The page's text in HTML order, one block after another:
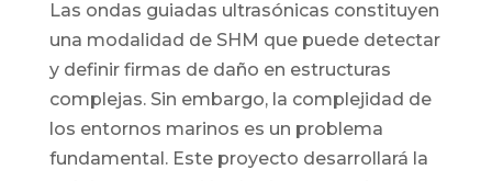
Las ondas guiadas ultrasónicas constituyen
una modalidad de SHM que puede detectar
y definir firmas de daño en estructuras
complejas. Sin embargo, la complejidad de
los entornos marinos es un problema
fundamental. Este proyecto desarrollará la